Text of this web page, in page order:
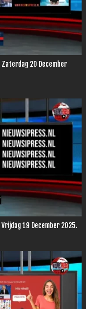
20 December
19 December 2025.